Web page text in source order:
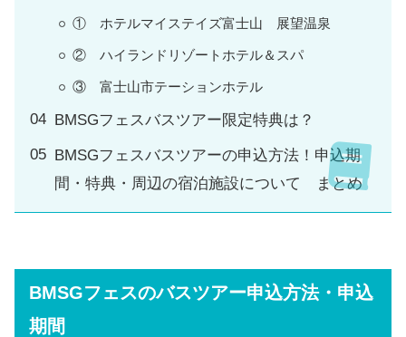
① ホテルマイステイズ富士山 展望温泉
② ハイランドリゾートホテル＆スパ
③ 富士山市テーションホテル
BMSGフェスバスツアー限定特典は？
BMSGフェスバスツアーの申込方法！申込期
間・特典・周辺の宿泊施設について まとめ
BMSGフェスのバスツアー申込方法・申込
期間